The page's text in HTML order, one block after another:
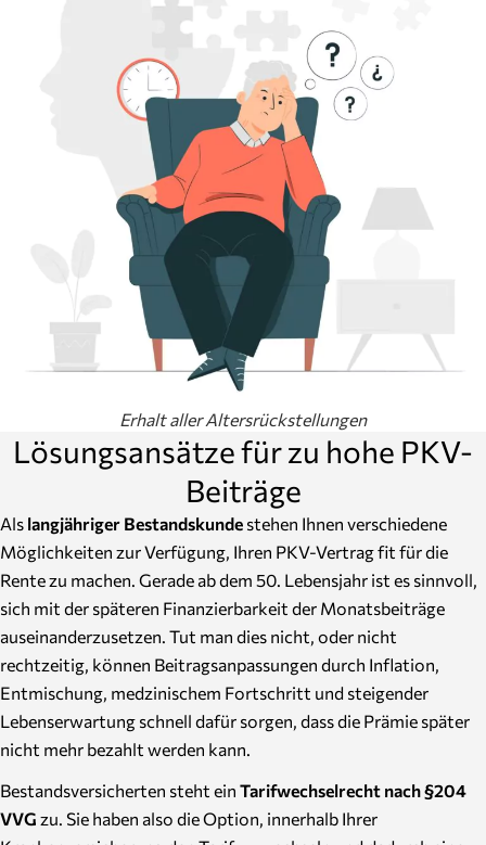
Erhalt aller Altersrückstellungen
Lösungsansätze für zu hohe PKV-
Beiträge
Als langjähriger Bestandskunde stehen Ihnen verschiedene
Möglichkeiten zur Verfügung, Ihren PKV-Vertrag fit für die
Rente zu machen. Gerade ab dem 50. Lebensjahr ist es sinnvoll,
sich mit der späteren Finanzierbarkeit der Monatsbeiträge
auseinanderzusetzen. Tut man dies nicht, oder nicht
rechtzeitig, können Beitragsanpassungen durch Inflation,
Entmischung, medzinischem Fortschritt und steigender
Lebenserwartung schnell dafür sorgen, dass die Prämie später
nicht mehr bezahlt werden kann.
Bestandsversicherten steht ein Tarifwechselrecht nach §204
VVG zu. Sie haben also die Option, innerhalb Ihrer